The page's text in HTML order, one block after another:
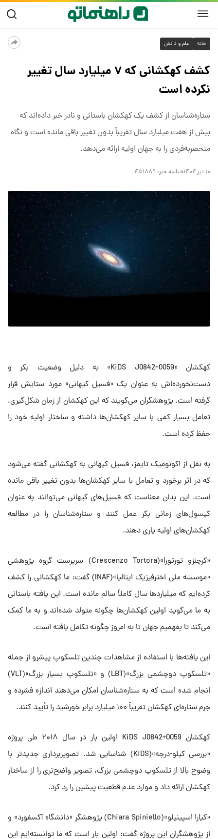
خانه علم و دانش
کشف کهکشانی که ۷ میلیارد سال تغییر
نکرده است
ستاره‌شناسان از کشف یک کهکشان باستانی و نادر خبر داده‌اند که
بیش از هفت میلیارد سال تقریباً بدون تغییر باقی مانده است و نگاه
منحصربه‌فردی را به جهان اولیه ارائه می‌دهد.
۱۰ تیر ۱۴۰۴ شناسه خبر: ۴۵۱۸۸۹
کهکشان «KiDS J0842+0059» به دلیل وضعیت بکر و
دست‌نخورده‌اش به عنوان یک «فسیل کیهانی» مورد ستایش قرار
گرفته است. پژوهشگران می‌گویند که این کهکشان از زمان شکل‌گیری‌،
تعامل بسیار کمی با سایر کهکشان‌ها داشته و ساختار اولیه خود را
حفظ کرده است.
به نقل از اکونومیک تایمز، فسیل کیهانی به کهکشانی گفته می‌شود
که در اثر برخورد و تعامل با سایر کهکشان‌ها بدون تغییر باقی مانده
است. این بدان معناست که فسیل‌های کیهانی می‌توانند به عنوان
کپسول‌های زمانی بکر عمل کنند و ستاره‌شناسان را در مطالعه
کهکشان‌های اولیه یاری دهند.
«کرچنزو تورتورا»(Crescenzo Tortora) سرپرست گروه پژوهشی
«موسسه ملی اخترفیزیک ایتالیا»(INAF) گفت: ما کهکشانی را کشف
کرده‌ایم که میلیاردها سال کاملاً سالم مانده است. این یافته باستانی
به ما می‌گوید اولین کهکشان‌ها چگونه متولد شده‌اند و به ما کمک
می‌کند تا بفهمیم جهان تا به امروز چگونه تکامل یافته است.
این یافته‌ها با استفاده از مشاهدات چندین تلسکوپ پیشرو از جمله
«تلسکوپ دوچشمی بزرگ»(LBT) و «تلسکوپ بسیار بزرگ»(VLT)
انجام شده است که به ستاره‌شناسان امکان می‌دهند اندازه فشرده و
جرم ستاره‌ای کهکشان تقریباً ۱۰۰ میلیارد برابر خورشید را تأیید کنند.
کهکشان KiDS J0842+0059 اولین بار در سال ۲۰۱۸ طی پروژه
«بررسی کیلو-درجه»(KiDS) شناسایی شد. تصویربرداری جدیدتر با
وضوح بالا از تلسکوپ دوچشمی بزرگ، تصویر واضح‌تری را از ساختار
کهکشان ارائه داد و موارد عدم قطعیت‌ پیشین را رد کرد.
«کیارا اسپینیلو»(Chiara Spiniello) پژوهشگر «دانشگاه آکسفورد» و
از پژوهشگران این پروژه گفت: اولین بار است که ما توانسته‌ایم این